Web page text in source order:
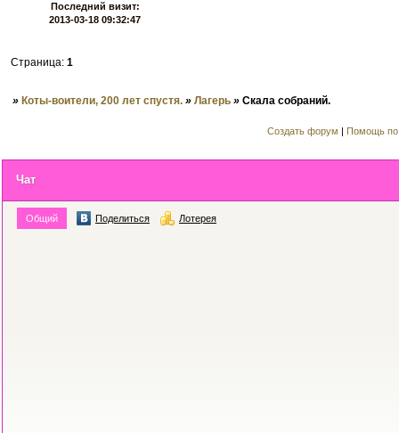
Последний визит:
2013-03-18 09:32:47
Страница:1
»Коты-воители, 200 лет спустя. »Лагерь »Скала собраний.
Создать форум Помощь